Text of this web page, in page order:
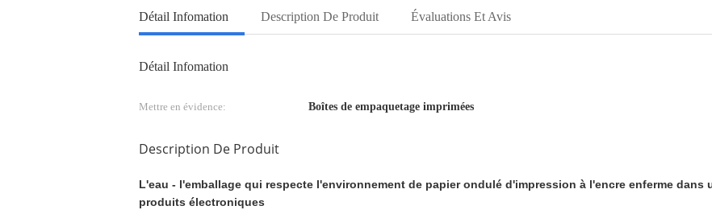
Détail Infomation Description De Produit Évaluations Et Avis
Détail Infomation
Mettre en évidence: Boîtes de empaquetage imprimées
Description De Produit
L'eau - l'emballage qui respecte l'environnement de papier ondulé d'impression à l'encre enferme
produits électroniques